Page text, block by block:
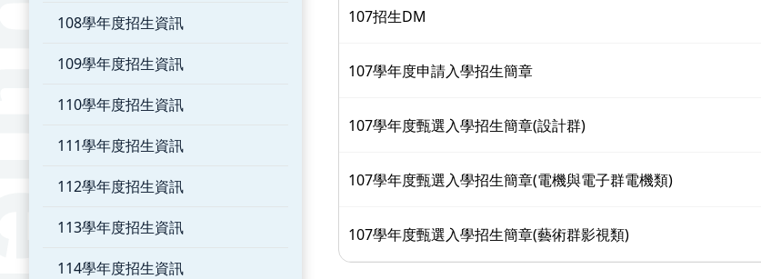
108學年度招生資訊
109學年度招生資訊
110學年度招生資訊
111學年度招生資訊
112學年度招生資訊
113學年度招生資訊
114學年度招生資訊
107招生DM
107學年度申請入學招生簡章
107學年度甄選入學招生簡章(設計群)
107學年度甄選入學招生簡章(電機與電子群電機類)
107學年度甄選入學招生簡章(藝術群影視類)